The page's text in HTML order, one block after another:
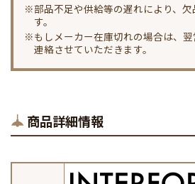
※部品不足や供給等の遅れにより、欠
す。
※もしメーカー在庫切れの場合は、
連絡させていただきます。
商品詳細情報